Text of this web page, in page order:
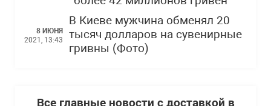
8 ИЮНЯ
2021, 13:43
В Киеве мужчина обменял 20
тысяч долларов на сувенирные
гривны (Фото)
Все главные новости с доставкой в